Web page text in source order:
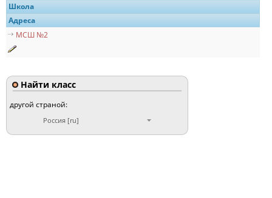
Школа
Адреса
МСШ №2
Найти класс
другой страной:
Россия [ru]